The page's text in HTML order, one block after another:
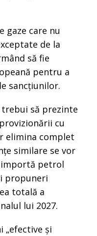
gaze care nu
de la
să fie
pentru a
sancțiunilor.
să prezinte
cu
elimina complet
similare se vor
importă petrol
propuneri
totală a
lui 2027.
„efective și